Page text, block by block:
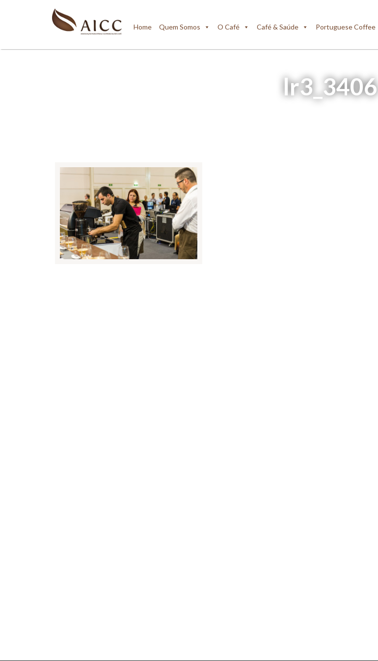
Home Quem Somos O Café Café & Saúde Portuguese Coffee
lr3_3406